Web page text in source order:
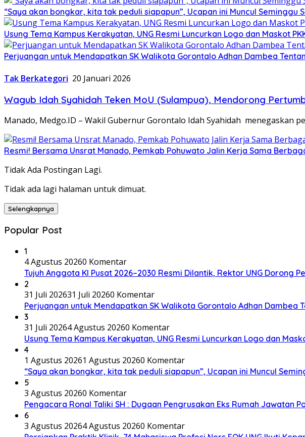
“Saya akan bongkar, kita tak peduli siapapun”, Ucapan ini Muncul
Usung Tema Kampus Kerakyatan, UNG Resmi Luncurkan Logo dan Maskot
Perjuangan untuk Mendapatkan SK Walikota Gorontalo Adhan Dambea
Tak Berkategori 20 Januari 2026
Wagub Idah Syahidah Teken MoU (Sulampua), Mendorong
Manado, Medgo.ID – Wakil Gubernur Gorontalo Idah Syahidah menegaskan
Resmi! Bersama Unsrat Manado, Pemkab Pohuwato Jalin Kerja Sama
Tidak Ada Postingan Lagi.
Tidak ada lagi halaman untuk dimuat.
Selengkapnya
Popular Post
1
4 Agustus 20260 Komentar
Tujuh Anggota KI Pusat 2026–2030 Resmi Dilantik, Rektor UNG Dorong
2
31 Juli 202631 Juli 20260 Komentar
Perjuangan untuk Mendapatkan SK Walikota Gorontalo Adhan
3
31 Juli 20264 Agustus 20260 Komentar
Usung Tema Kampus Kerakyatan, UNG Resmi Luncurkan Logo dan
4
1 Agustus 20261 Agustus 20260 Komentar
“Saya akan bongkar, kita tak peduli siapapun”, Ucapan ini Muncul
5
3 Agustus 20260 Komentar
Pengacara Ronal Taliki SH : Dugaan Pengrusakan Eks Rumah
6
3 Agustus 20264 Agustus 20260 Komentar